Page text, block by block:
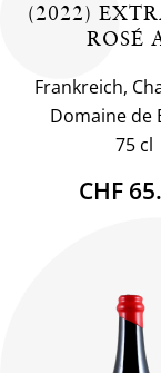
(2022)
ROSÉ
Frankreich,
Domaine de
75 cl
CHF